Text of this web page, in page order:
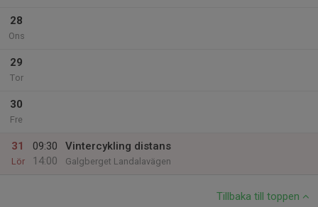
28
Ons
29
Tor
30
Fre
31
Lör
09:30
14:00
Vintercykling distans
Galgberget Landalavägen
Tillbaka till toppen